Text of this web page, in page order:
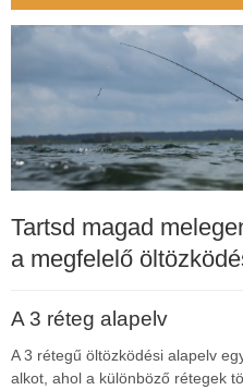
Tartsd magad
a megfelelő
A 3 réteg alapelv
A 3 rétegű öltözködési alapelv
alkot, ahol a különböző rétegek